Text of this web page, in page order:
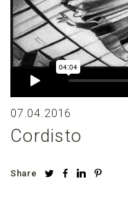
07.04.2016
Cordisto
Share